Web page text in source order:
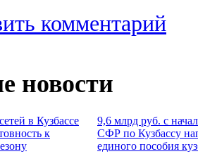
комментарий
новости
в Кузбассе
к
9,6 млрд руб. с
СФР по Кузбассу
единого пособия